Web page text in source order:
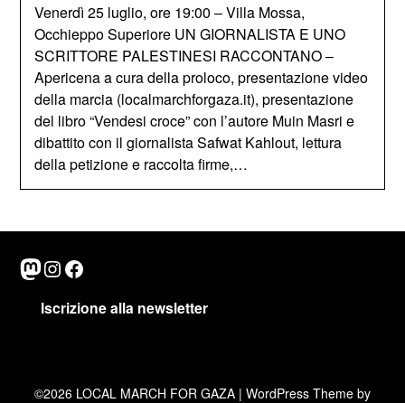
Venerdì 25 luglio, ore 19:00 – Villa Mossa,
Occhieppo Superiore UN GIORNALISTA E UNO
SCRITTORE PALESTINESI RACCONTANO –
Apericena a cura della proloco, presentazione video
della marcia (localmarchforgaza.it), presentazione
del libro “Vendesi croce” con l’autore Muin Masri e
dibattito con il giornalista Safwat Kahlout, lettura
della petizione e raccolta firme,…
Mastodon
Instagram
Facebook
Iscrizione alla newsletter
©2026 LOCAL MARCH FOR GAZA | WordPress Theme by